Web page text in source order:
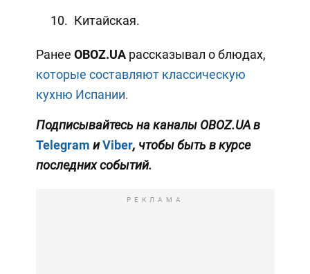
Китайская.
Ранее OBOZ.UA рассказывал о блюдах,
которые составляют классическую
кухню Испании.
Подписывайтесь на каналы OBOZ.UA в
Telegram иViber, чтобы быть в курсе
последних событий.
РЕКЛАМА